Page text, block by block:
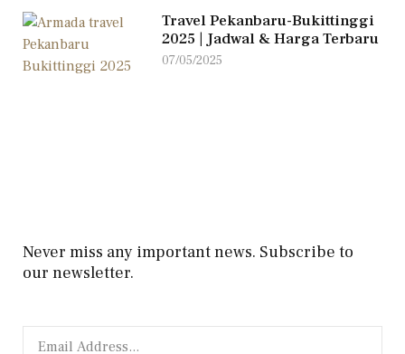
Travel Pekanbaru-Bukittinggi
2025 | Jadwal & Harga Terbaru
07/05/2025
Never miss any important news. Subscribe to
our newsletter.